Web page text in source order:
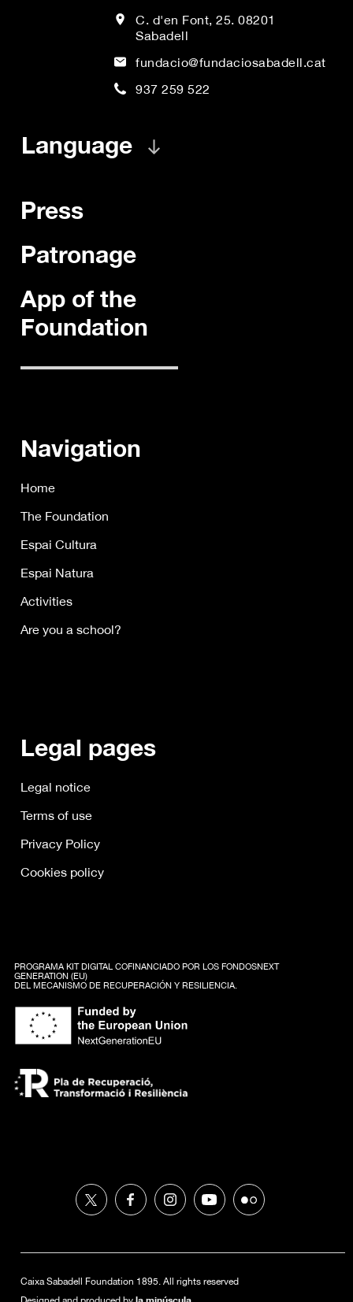
C. d'en Font, 25. 08201
Sabadell
fundacio@fundaciosabadell.cat
937 259 522
Navigation
Home
The Foundation
Espai Cultura
Espai Natura
Activities
Are you a school?
Legal pages
Legal notice
Terms of use
Privacy Policy
Cookies policy
Press
Patronage
App of the
Foundation
Language
PROGRAMA KIT DIGITAL COFINANCIADO POR LOS FONDOSNEXT
GENERATION (EU)
DEL MECANISMO DE RECUPERACIÓN Y RESILIENCIA.
Caixa Sabadell Foundation 1895. All rights reserved